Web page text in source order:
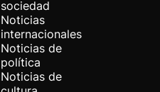
sociedad
Noticias
internacionales
Noticias de
política
Noticias de